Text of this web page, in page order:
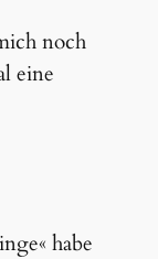
noch
eine
habe